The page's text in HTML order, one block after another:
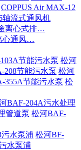
COPPUS Air MAX-12
轴流式通风机
离心式排…
心通风…
节能污水泵 松河
208节能污水泵 松河
355A节能污水泵 松
BAF-204A污水处理
管道泵 松河BAF-
水泵浦 松河BF-
水泵浦